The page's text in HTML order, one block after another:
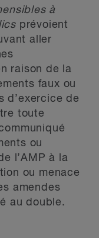
à
prévoient
aller
raison de la
faux ou
d’exercice de
toute
ou
l’AMP à la
ou menace
amendes
au double.